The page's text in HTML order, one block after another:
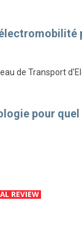
de Transport
pour quel